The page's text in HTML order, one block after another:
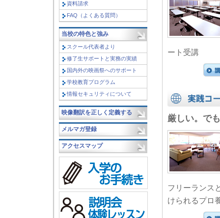
ート受講
厳しい。で
フリーランス
けられるプロ
資料請求
FAQ（よくある質問）
当校の特色と強み
スクール代表者より
修了生サポートと実務の実績
国内外の映画祭へのサポート
学校教育プログラム
情報セキュリティについて
映像翻訳を正しく定義する
メルマガ登録
アクセスマップ